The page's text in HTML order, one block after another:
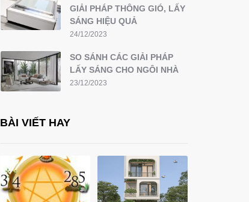
GIẢI PHÁP THÔNG GIÓ, LẤY
SÁNG HIỆU QUẢ
24/12/2023
SO SÁNH CÁC GIẢI PHÁP
LẤY SÁNG CHO NGÔI NHÀ
23/12/2023
BÀI VIẾT HAY